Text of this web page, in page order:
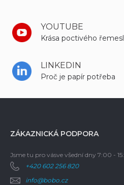
YOUTUBE
Krása poctivého
LINKEDIN
Proč je papír potřeba
ZÁKAZNICKÁ PODPORA
Jsme tu pro vásve všední dny 7:00 -
+420 602 256 820
info@bobo.cz